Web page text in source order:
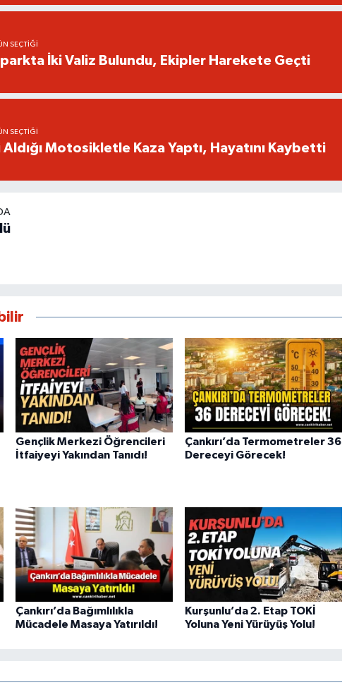
SEÇTIĞI
İki Valiz Bulundu, Ekipler Harekete Geçti
SEÇTIĞI
Aldığı Motosikletle Kaza Yaptı, Hayatını Kaybetti
Gençlik Merkezi Öğrencileri
İtfaiyeyi Yakından Tanıdı!
Çankırı’da Termometreler 36
Dereceyi Görecek!
Çankırı’da Bağımlılıkla
Mücadele Masaya Yatırıldı!
Kurşunlu’da 2. Etap TOKİ
Yoluna Yeni Yürüyüş Yolu!